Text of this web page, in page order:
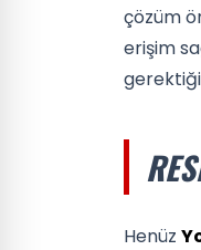
çözüm
erişim
Henüz